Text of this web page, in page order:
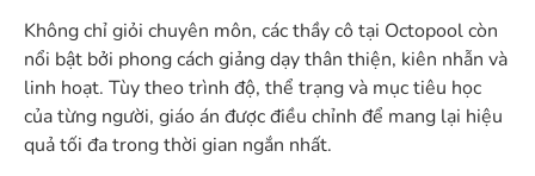
Không chỉ giỏi chuyên môn, các thầy cô tại Octopool còn
nổi bật bởi phong cách giảng dạy thân thiện, kiên nhẫn và
linh hoạt. Tùy theo trình độ, thể trạng và mục tiêu học
của từng người, giáo án được điều chỉnh để mang lại hiệu
quả tối đa trong thời gian ngắn nhất.